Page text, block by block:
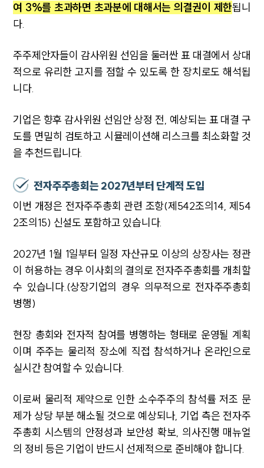
여 3%를 초과하면 초과분에 대해서는 의결권이 제한됩니
다.
주주제안자들이 감사위원 선임을 둘러싼 표 대결에서 상대
적으로 유리한 고지를 점할 수 있도록 한 장치로도 해석됩
니다.
기업은 향후 감사위원 선임안 상정 전, 예상되는 표 대결 구
도를 면밀히 검토하고 시뮬레이션해 리스크를 최소화할 것
을 추천드립니다.
전자주주총회는 2027년부터 단계적 도입
이번 개정은 전자주주총회 관련 조항(제542조의14, 제54
2조의15) 신설도 포함하고 있습니다.
2027년 1월 1일부터 일정 자산규모 이상의 상장사는 정관
이 허용하는 경우 이사회의 결의로 전자주주총회를 개최할
수 있습니다.(상장기업의 경우 의무적으로 전자주주총회
병행)
현장 총회와 전자적 참여를 병행하는 형태로 운영될 계획
이며 주주는 물리적 장소에 직접 참석하거나 온라인으로
실시간 참여할 수 있습니다.
이로써 물리적 제약으로 인한 소수주주의 참석률 저조 문
제가 상당 부분 해소될 것으로 예상되나, 기업 측은 전자주
주총회 시스템의 안정성과 보안성 확보, 의사진행 매뉴얼
의 정비 등은 기업이 반드시 선제적으로 준비해야 합니다.